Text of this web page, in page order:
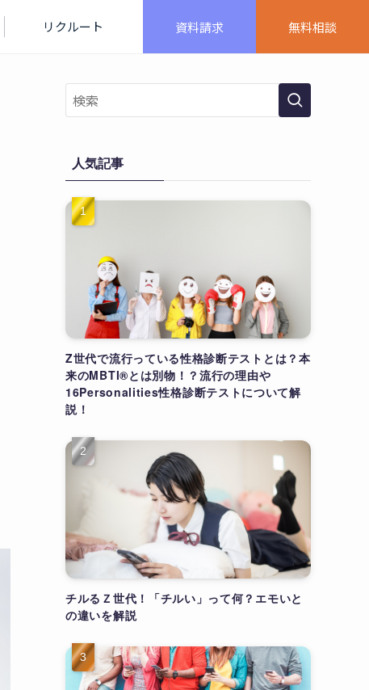
リクルート 資料請求 無料相談
人気記事
Z世代で流行っている性格診断テストとは？本
来のMBTI®とは別物！？流行の理由や
16Personalities性格診断テストについて解
説！
チルるＺ世代！「チルい」って何？エモいと
の違いを解説